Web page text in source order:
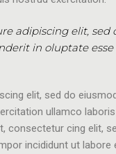
adipiscing elit,
in oluptate
elit, sed do
ullamco
consectetur cing elit,
incididunt ut labore